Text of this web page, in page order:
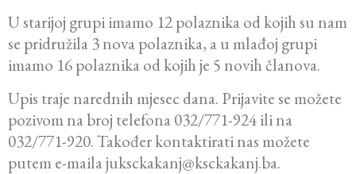
U starijoj grupi imamo 12 polaznika od kojih su nam
se pridružila 3 nova polaznika, a u mlađoj grupi
imamo 16 polaznika od kojih je 5 novih članova.
Upis traje narednih mjesec dana. Prijavite se možete
pozivom na broj telefona 032/771-924 ili na
032/771-920. Također kontaktirati nas možete
putem e-maila juksckakanj@ksckakanj.ba.